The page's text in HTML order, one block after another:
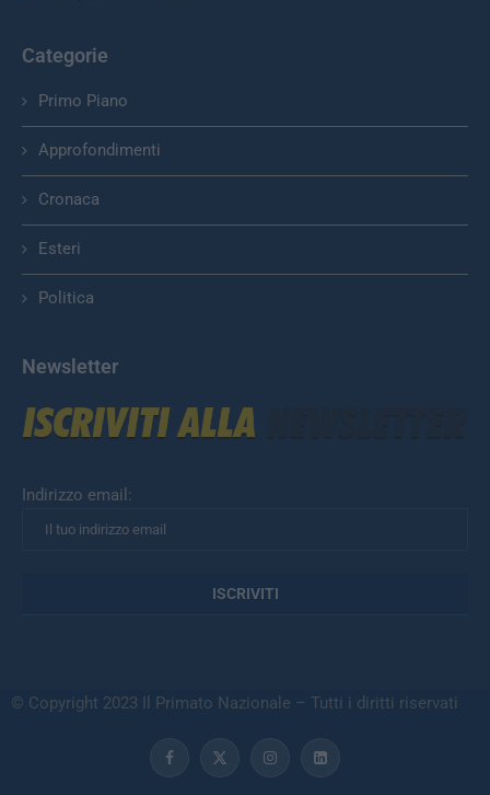
Categorie
Primo Piano
Approfondimenti
Cronaca
Esteri
Politica
Newsletter
Indirizzo email:
© Copyright 2023 Il Primato Nazionale – Tutti i diritti riservati